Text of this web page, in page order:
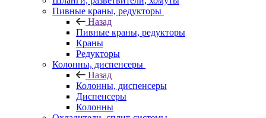
Пивные краны, редукторы
Назад
Пивные краны, редукторы
Краны
Редукторы
Колонны, диспенсеры
Назад
Колонны, диспенсеры
Диспенсеры
Колонны